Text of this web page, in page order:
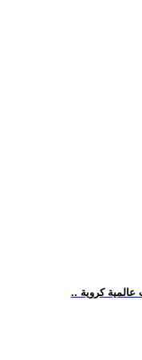
عالمية كروية